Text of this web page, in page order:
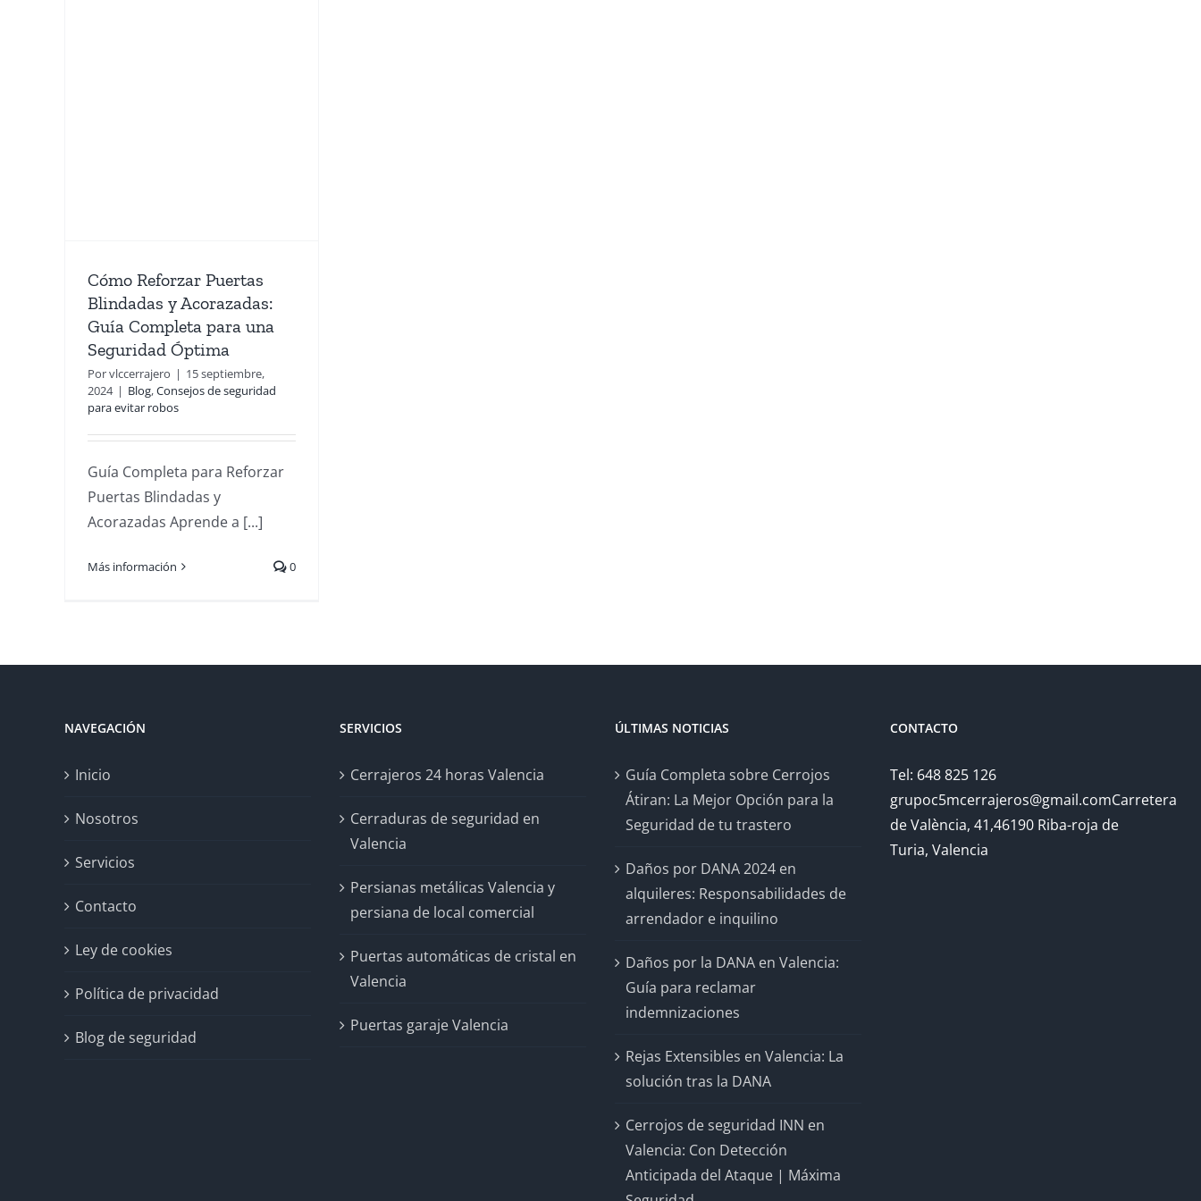
Cómo Reforzar Puertas
Blindadas y Acorazadas:
Guía Completa para una
Seguridad Óptima
Porvlccerrajero | 15 septiembre,
2024 | Blog,Consejos de seguridad
para evitar robos
Guía Completa para Reforzar
Puertas Blindadas y
Acorazadas Aprende a [...]
Más información 0
NAVEGACIÓN
Inicio
Nosotros
Servicios
Contacto
Ley de cookies
Política de privacidad
Blog de seguridad
SERVICIOS
Cerrajeros 24 horas Valencia
Cerraduras de seguridad en
Valencia
Persianas metálicas Valencia y
persiana de local comercial
Puertas automáticas de cristal en
Valencia
Puertas garaje Valencia
ÚLTIMAS NOTICIAS
Guía Completa sobre Cerrojos
Átiran: La Mejor Opción para la
Seguridad de tu trastero
Daños por DANA 2024 en
alquileres: Responsabilidades de
arrendador e inquilino
Daños por la DANA en Valencia:
Guía para reclamar
indemnizaciones
Rejas Extensibles en Valencia: La
solución tras la DANA
Cerrojos de seguridad INN en
Valencia: Con Detección
Anticipada del Ataque | Máxima
CONTACTO
Tel: 648 825 126
grupoc5mcerrajeros@gmail.comCarretera
de València, 41,46190 Riba-roja de
Turia, Valencia